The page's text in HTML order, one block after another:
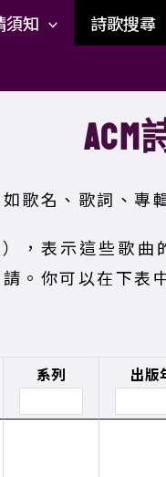
須知 詩歌搜尋
歌名、歌詞、專
，表示這些歌
。你可以在下表
系列 出版